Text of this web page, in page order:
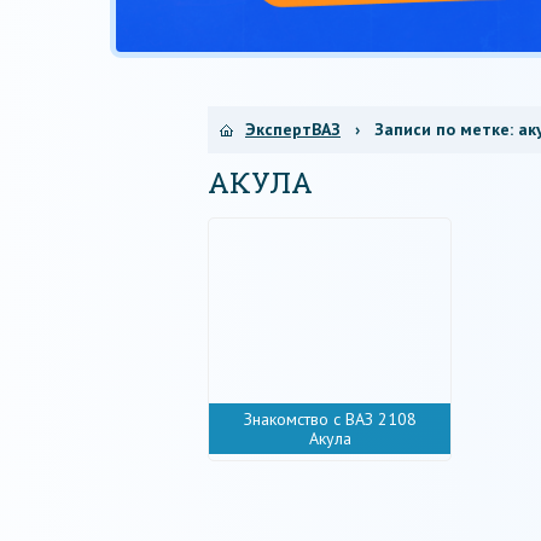
ЭкспертВАЗ › Записи по метке:
АКУЛА
Знакомство с ВАЗ 2108
Акула